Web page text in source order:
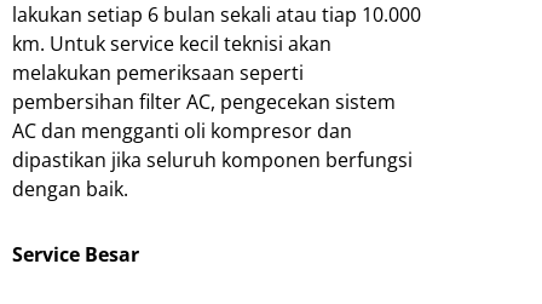
lakukan setiap 6 bulan sekali atau tiap 10.000
km. Untuk service kecil teknisi akan
melakukan pemeriksaan seperti
pembersihan filter AC, pengecekan sistem
AC dan mengganti oli kompresor dan
dipastikan jika seluruh komponen berfungsi
dengan baik.
Service Besar